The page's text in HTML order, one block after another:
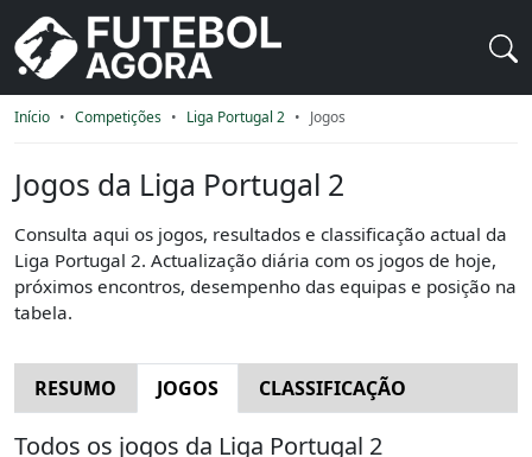
Início Competições Liga Portugal 2 Jogos
Jogos da Liga Portugal 2
Consulta aqui os jogos, resultados e classificação actual da
Liga Portugal 2. Actualização diária com os jogos de hoje,
próximos encontros, desempenho das equipas e posição na
tabela.
RESUMO JOGOS CLASSIFICAÇÃO
Todos os jogos da Liga Portugal 2